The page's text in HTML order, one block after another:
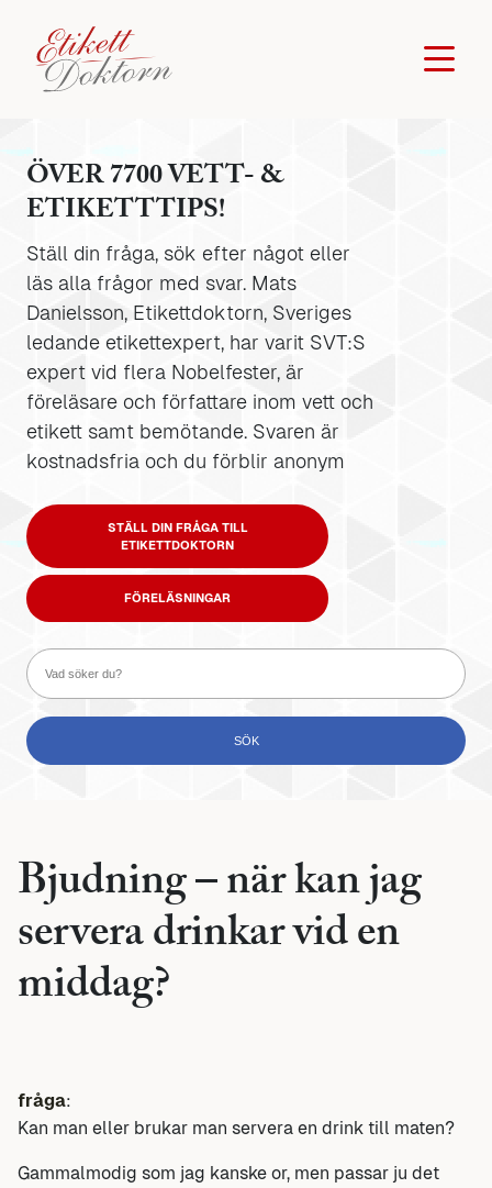
ÖVER 7700 VETT- &
ETIKETTTIPS!
Ställ din fråga, sök efter något eller
läs alla frågor med svar. Mats
Danielsson, Etikettdoktorn, Sveriges
ledande etikettexpert, har varit SVT:S
expert vid flera Nobelfester, är
föreläsare och författare inom vett och
etikett samt bemötande. Svaren är
kostnadsfria och du förblir anonym
STÄLL DIN FRÅGA TILL
ETIKETTDOKTORN
FÖRELÄSNINGAR
Bjudning – när kan jag
servera drinkar vid en
middag?
fråga:
Kan man eller brukar man servera en drink till maten?
Gammalmodig som jag kanske or, men passar ju det